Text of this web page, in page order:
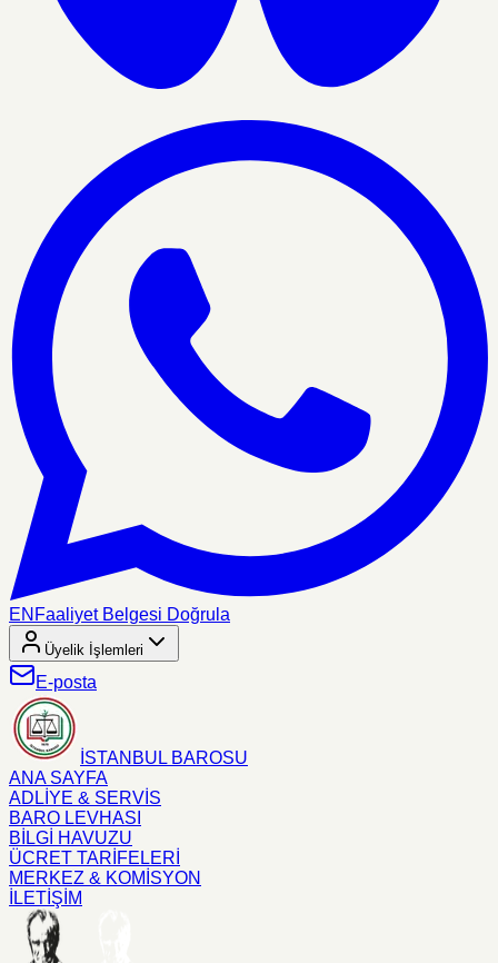
EN Faaliyet Belgesi Doğrula
Üyelik İşlemleri
E-posta
İSTANBUL BAROSU
ANA SAYFA
ADLİYE & SERVİS
BARO LEVHASI
BİLGİ HAVUZU
ÜCRET TARİFELERİ
MERKEZ & KOMİSYON
İLETİŞİM